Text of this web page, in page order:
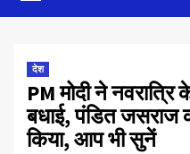
देश
PM मोदी ने
बधाई, पंडित जसराज
किया, आप भी सुनें